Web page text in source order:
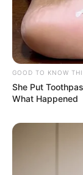
GOOD TO KNOW
She Put
What Happened